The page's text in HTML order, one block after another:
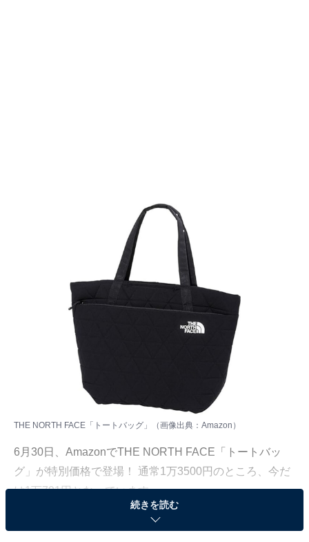
THE NORTH FACE「トートバッグ」（画像出典：Amazon）
6月30日、 AmazonでTHE NORTH FACE「トートバッ
グ」が特別価格で登場！ 通常1万3500円のところ、今だ
け1万791円となっています。
そのほかにも注目の商品がラインナップされているので,
続きを読む